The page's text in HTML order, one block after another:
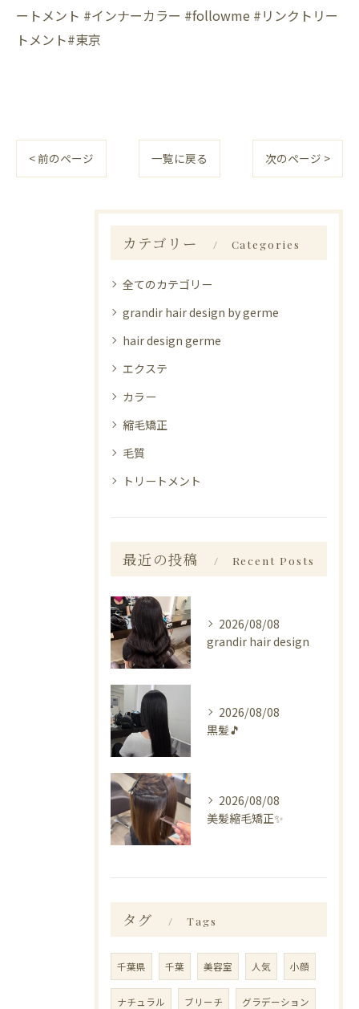
ートメント #インナーカラー #followme #リンクトリー
トメント#東京
< 前のページ 一覧に戻る 次のページ >
カテゴリー Categories
全てのカテゴリー
grandir hair design by germe
hair design germe
エクステ
カラー
縮毛矯正
毛質
トリートメント
最近の投稿 Recent Posts
2026/08/08
grandir hair design
2026/08/08
黒髪🎵
2026/08/08
美髪縮毛矯正✨️
タグ Tags
千葉県 千葉 美容室 人気 小顔
ナチュラル ブリーチ グラデーション